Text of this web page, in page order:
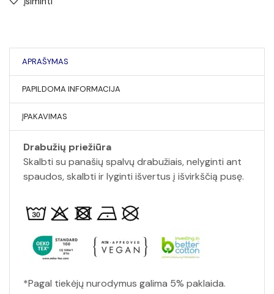
APRAŠYMAS
PAPILDOMA INFORMACIJA
ĮPAKAVIMAS
Drabužių priežiūra
Skalbti su panašių spalvų drabužiais, nelyginti ant
spaudos, skalbti ir lyginti išvertus į išvirkščią pusę.
*Pagal tiekėjų nurodymus galima 5% paklaida.